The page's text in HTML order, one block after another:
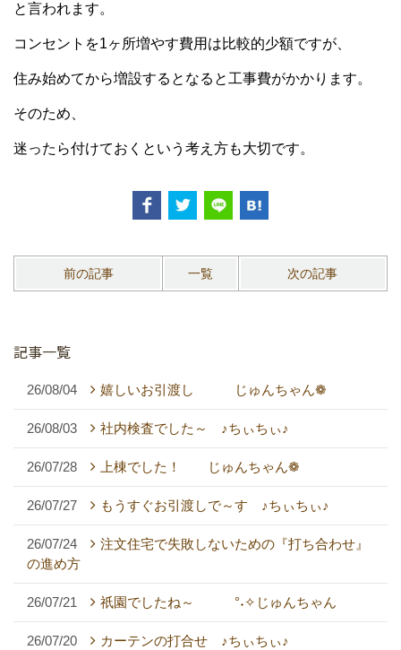
と言われます。
コンセントを1ヶ所増やす費用は比較的少額ですが、
住み始めてから増設するとなると工事費がかかります。
そのため、
迷ったら付けておくという考え方も大切です。
前の記事 一覧 次の記事
記事一覧
26/08/04 嬉しいお引渡し じゅんちゃん❁
26/08/03 社内検査でした～ ♪ちぃちぃ♪
26/07/28 上棟でした！ じゅんちゃん❁
26/07/27 もうすぐお引渡しで～す ♪ちぃちぃ♪
26/07/24
注文住宅で失敗しないための『打ち合わせ』
の進め方
26/07/21 祇園でしたね～ °˖✧じゅんちゃん
26/07/20 カーテンの打合せ ♪ちぃちぃ♪